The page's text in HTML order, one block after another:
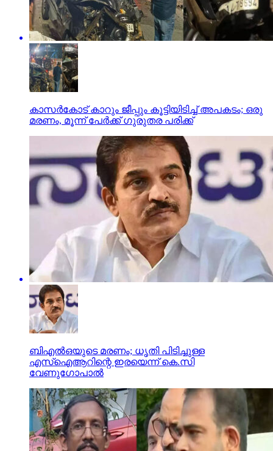
കാസര്‍കോട് കാറും ജീപ്പും കൂട്ടിയിടിച്ച് അപകടം; ഒരു
മരണം, മൂന്ന് പേര്‍ക്ക് ഗുരുതര പരിക്ക്
ബിഎല്‍ഒയുടെ മരണം; ധൃതി പിടിച്ചുള്ള
എസ്‌ഐആറിന്റെ ഇരയെന്ന് കെ.സി
വേണുഗോപാല്‍